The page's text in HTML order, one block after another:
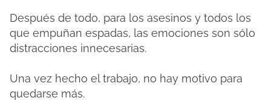
Después de todo, para los asesinos y todos los
que empuñan espadas, las emociones son sólo
distracciones innecesarias.
Una vez hecho el trabajo, no hay motivo para
quedarse más.